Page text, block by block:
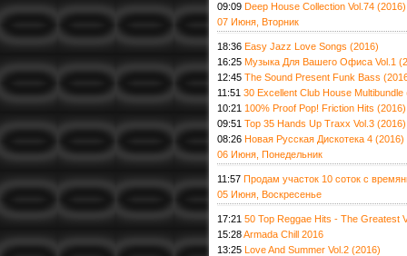
09:09 Deep House Collection Vol.74 (2016)
07 Июня, Вторник
18:36 Easy Jazz Love Songs (2016)
16:25 Музыка Для Вашего Офиса Vol.1
12:45 The Sound Present Funk Bass
11:51 30 Excellent Club House Multibundle
10:21 100% Proof Pop! Friction Hits (2016)
09:51 Top 35 Hands Up Traxx Vol.3 (2016)
08:26 Новая Русская Дискотека 4 (2016)
06 Июня, Понедельник
11:57 Продам участок 10 соток с
05 Июня, Воскресенье
17:21 50 Top Reggae Hits - The Greatest
15:28Armada Chill 2016
13:25 Love And Summer Vol.2 (2016)